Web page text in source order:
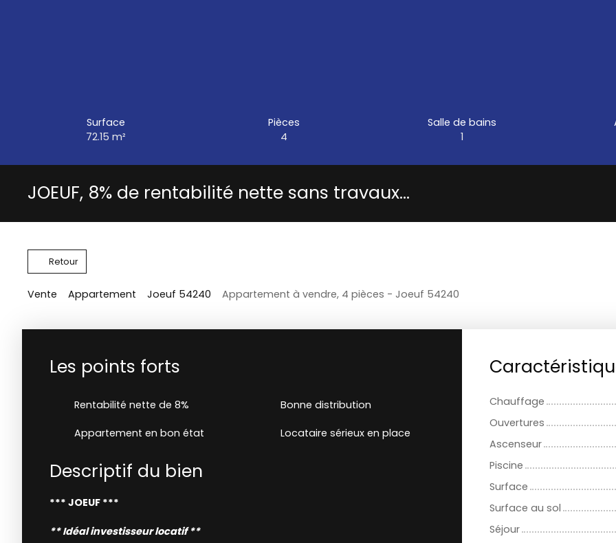
Surface
72.15 m²
Pièces
4
Salle de bains
1
JOEUF, 8% de rentabilité nette sans travaux...
Retour
Vente Appartement Joeuf 54240 Appartement à vendre, 4 pièces - Joeuf 54240
Les points forts
Rentabilité nette de 8% Bonne distribution
Appartement en bon état Locataire sérieux en place
Descriptif du bien
*** JOEUF ***
** Idéal investisseur locatif **
Chauffage
Ouvertures
Ascenseur
Piscine
Surface
Surface au sol
Séjour